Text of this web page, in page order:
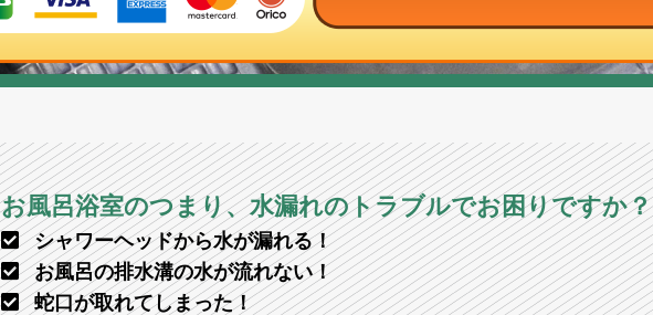
お風呂浴室のつまり、水漏れのトラブルでお困りですか？
シャワーヘッドから水が漏れる！
お風呂の排水溝の水が流れない！
蛇口が取れてしまった！